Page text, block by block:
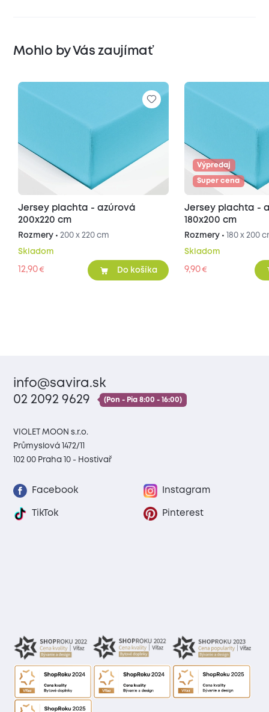
Mohlo by Vás zaujímať
Jersey plachta - azúrová
200x220 cm
Rozmery • 200 x 220 cm
Skladom
12,90€ Do košíka
Výpredaj
Super cena
Jersey plachta -
180x200 cm
Rozmery • 180 x 200
Skladom
9,90€
info@savira.sk
02 2092 9629
(Pon - Pia 8:00 - 16:00)
VIOLET MOON s.r.o.
Průmyslová 1472/11
102 00 Praha 10 - Hostivař
Facebook Instagram
TikTok Pinterest